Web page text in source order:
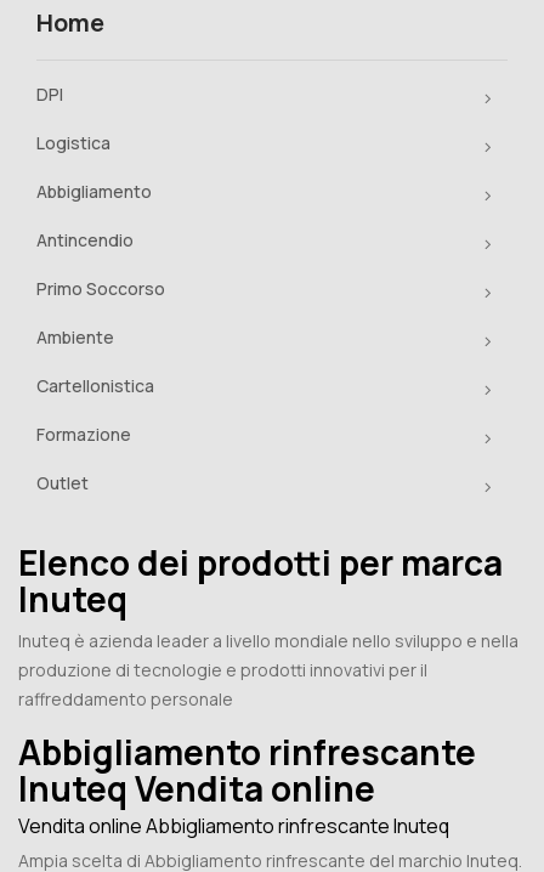
Home
DPI
Logistica
Abbigliamento
Antincendio
Primo Soccorso
Ambiente
Cartellonistica
Formazione
Outlet
Elenco dei prodotti per marca
Inuteq
Inuteq è azienda leader a livello mondiale nello sviluppo e nella
produzione di tecnologie e prodotti innovativi per il
raffreddamento personale
Abbigliamento rinfrescante
Inuteq Vendita online
Vendita online Abbigliamento rinfrescante Inuteq
Ampia scelta di Abbigliamento rinfrescante del marchio Inuteq.